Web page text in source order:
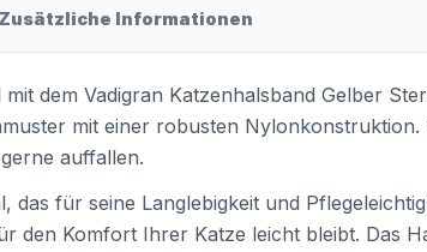
Zusätzliche Informationen
dem Vadigran Katzenhalsband Gelber
mit einer robusten
auffallen.
für seine Langlebigkeit und
den Komfort Ihrer Katze leicht bleibt. Das